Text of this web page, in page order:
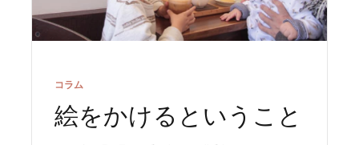
コラム
絵をかけるということ